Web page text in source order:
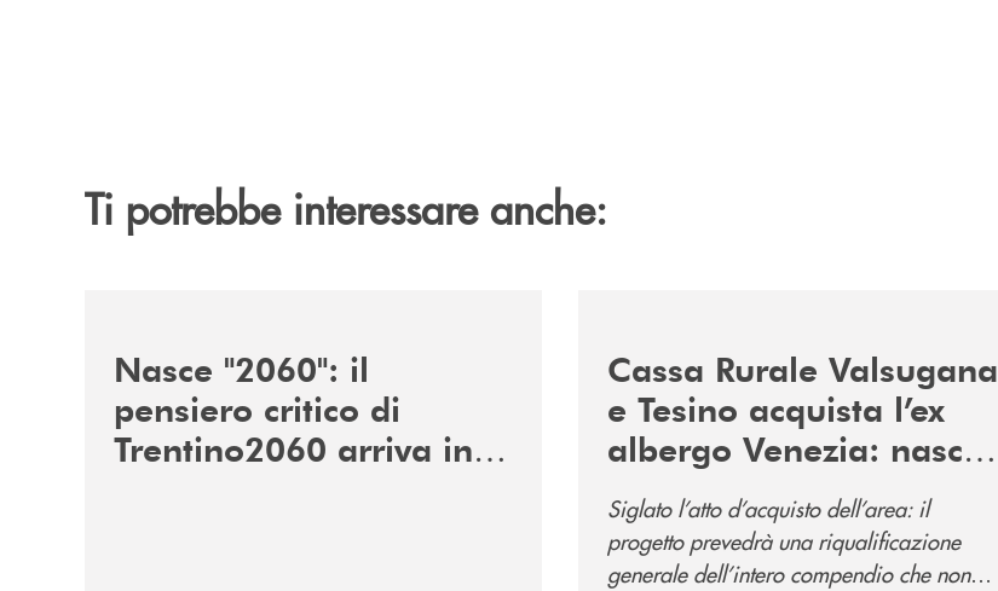
Ti potrebbe interessare anche:
Nasce "2060": il
pensiero critico di
Trentino2060 arriva in
Cassa Rurale Valsugana
e Tesino acquista l’ex
albergo Venezia: nasce
il nuovo polo
direzionale della banca
e al servizio della
Siglato l’atto d’acquisto dell’area: il
progetto prevedrà una riqualificazione
generale dell’intero compendio che non